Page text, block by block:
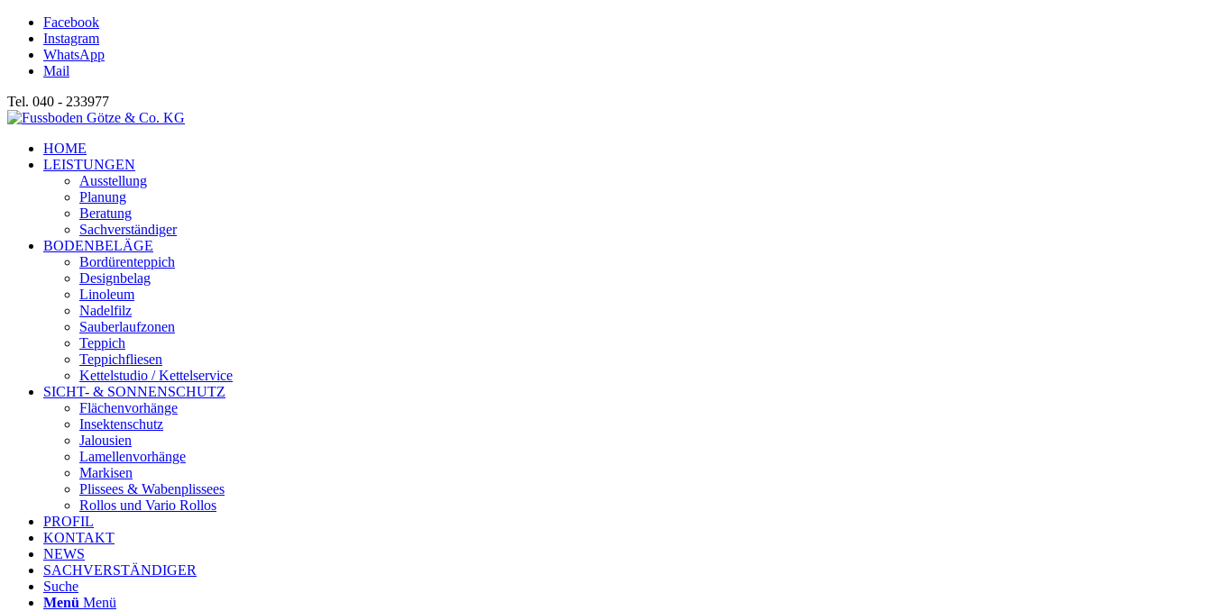
Facebook
Instagram
WhatsApp
Mail
Tel. 040 - 233977
HOME
LEISTUNGEN
Ausstellung
Planung
Beratung
Sachverständiger
BODENBELÄGE
Bordürenteppich
Designbelag
Linoleum
Nadelfilz
Sauberlaufzonen
Teppich
Teppichfliesen
Kettelstudio / Kettelservice
SICHT- & SONNENSCHUTZ
Flächenvorhänge
Insektenschutz
Jalousien
Lamellenvorhänge
Markisen
Plissees & Wabenplissees
Rollos und Vario Rollos
PROFIL
KONTAKT
NEWS
SACHVERSTÄNDIGER
Suche
Menü Menü